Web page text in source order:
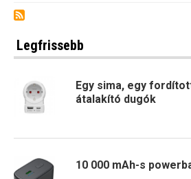
Legfrissebb
Egy sima, egy
átalakító dugók
10 000 mAh-s